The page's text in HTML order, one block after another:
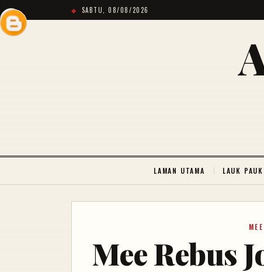
SABTU, 08/08/2026
LAMAN UTAMA LAUK PAUK
Mee Rebus